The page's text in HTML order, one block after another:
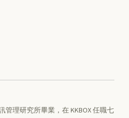
管理研究所畢業，在 KKBOX 任職七